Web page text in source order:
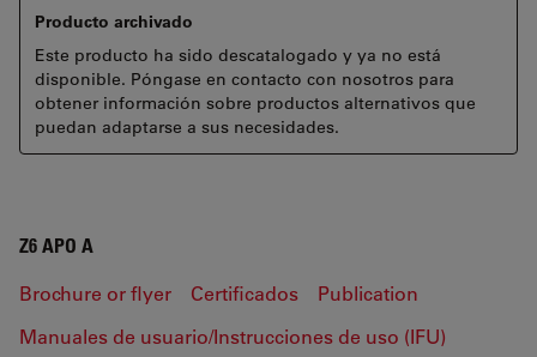
Producto archivado
Este producto ha sido descatalogado y ya no está
disponible. Póngase en contacto con nosotros para
obtener información sobre productos alternativos que
puedan adaptarse a sus necesidades.
Z6 APO A
Brochure or flyer Certificados
Publication
Manuales de usuario/Instrucciones de uso (IFU)